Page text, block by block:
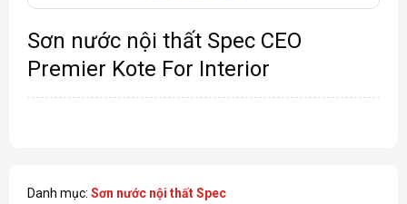
Sơn nước nội thất Spec CEO
Premier Kote For Interior
Danh mục: Sơn nước nội thất Spec